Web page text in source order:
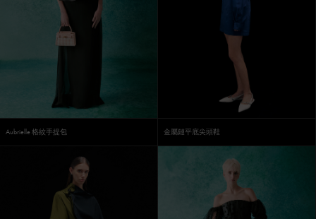
Aubrielle 格紋手提包 金屬鏈平底尖頭鞋